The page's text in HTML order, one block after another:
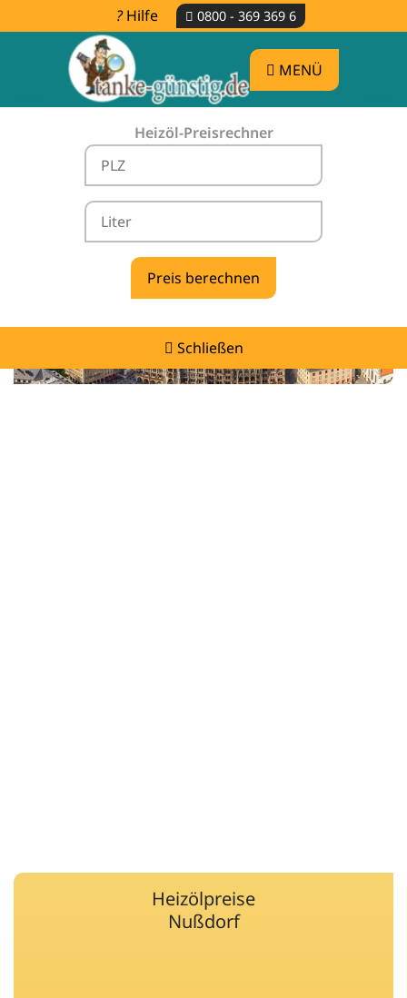
Hilfe 0800 - 369 369 6
MENÜ
Heizöl-Preisrechner
Schließen
Heizölpreise Nußdorf -
vergleichen & günstig tanken
Heizölpreise
Nußdorf